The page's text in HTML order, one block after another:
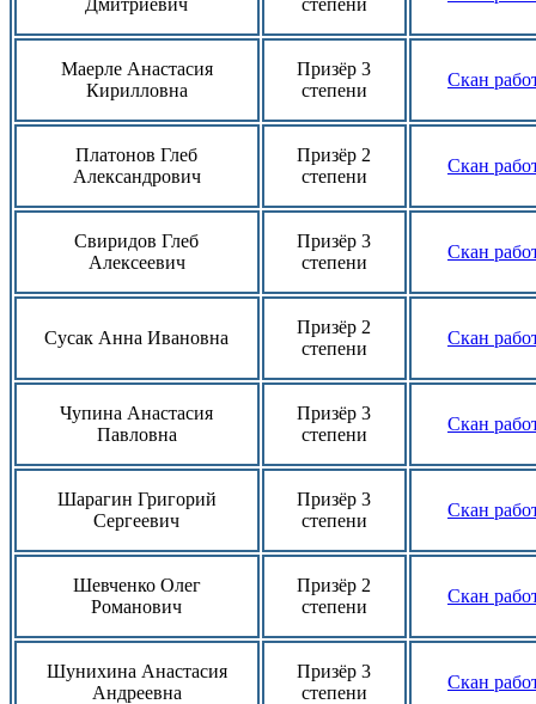
Маерле Анастасия
Кирилловна
Призёр 3
степени
Скан
Платонов Глеб
Александрович
Призёр 2
степени
Скан
Свиридов Глеб
Алексеевич
Призёр 3
степени
Скан
Сусак Анна Ивановна
Призёр 2
степени
Скан
Чупина Анастасия
Павловна
Призёр 3
степени
Скан
Шарагин Григорий
Сергеевич
Призёр 3
степени
Скан
Шевченко Олег
Романович
Призёр 2
степени
Скан
Шунихина Анастасия
Андреевна
Призёр 3
степени
Скан